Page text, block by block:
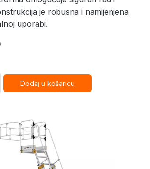
je robusna i namijenjena
uporabi.